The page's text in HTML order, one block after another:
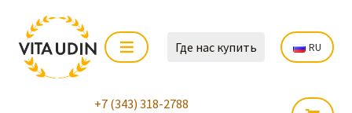
Где нас купить
+7 (343) 318-2788
RU